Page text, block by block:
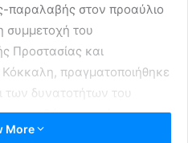
παραλαβής στον προαύλιο
συμμετοχή του
Προστασίας και
πραγματοποιήθηκε
των δυνατοτήτων του
καθώς του τρόπου
ανακύκλωσης που
More